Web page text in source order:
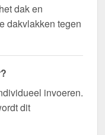
dak en
dakvlakken tegen
invoeren.
dit